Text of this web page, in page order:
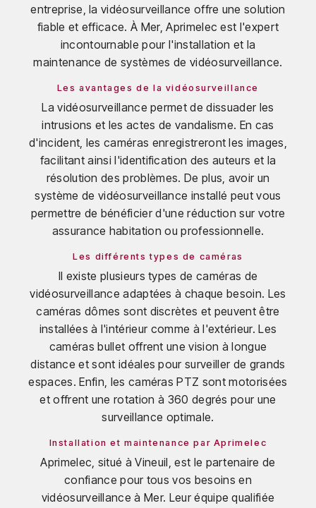
entreprise, la vidéosurveillance offre une solution
fiable et efficace. À Mer, Aprimelec est l'expert
incontournable pour l'installation et la
maintenance de systèmes de vidéosurveillance.
Les avantages de la vidéosurveillance
La vidéosurveillance permet de dissuader les
intrusions et les actes de vandalisme. En cas
d'incident, les caméras enregistreront les images,
facilitant ainsi l'identification des auteurs et la
résolution des problèmes. De plus, avoir un
système de vidéosurveillance installé peut vous
permettre de bénéficier d'une réduction sur votre
assurance habitation ou professionnelle.
Les différents types de caméras
Il existe plusieurs types de caméras de
vidéosurveillance adaptées à chaque besoin. Les
caméras dômes sont discrètes et peuvent être
installées à l'intérieur comme à l'extérieur. Les
caméras bullet offrent une vision à longue
distance et sont idéales pour surveiller de grands
espaces. Enfin, les caméras PTZ sont motorisées
et offrent une rotation à 360 degrés pour une
surveillance optimale.
Installation et maintenance par Aprimelec
Aprimelec, situé à Vineuil, est le partenaire de
confiance pour tous vos besoins en
vidéosurveillance à Mer. Leur équipe qualifiée